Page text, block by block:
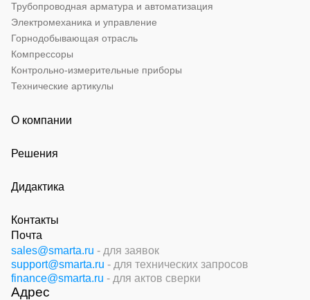
Трубопроводная арматура и автоматизация
Электромеханика и управление
Горнодобывающая отрасль
Компрессоры
Контрольно-измерительные приборы
Технические артикулы
О компании
Решения
Дидактика
Контакты
Почта
sales@smarta.ru - для заявок
support@smarta.ru - для технических запросов
finance@smarta.ru - для актов сверки
Адрес